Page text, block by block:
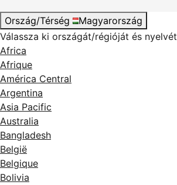
Ország/Térség
Magyarország
Válassza ki országát/régióját és nyelvét
Africa
Afrique
América Central
Argentina
Asia Pacific
Australia
Bangladesh
België
Belgique
Bolivia